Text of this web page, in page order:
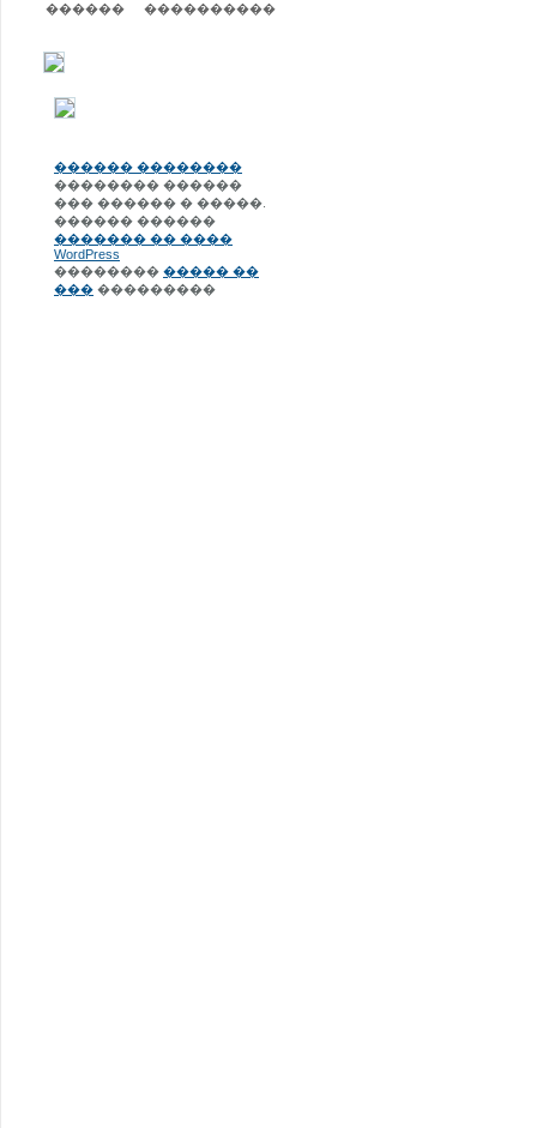
������ ����������
������ ��������
�������� ������
��� ������ � �����.
������ ������
������� �� ����
WordPress
�������� ����� ��
��� ���������